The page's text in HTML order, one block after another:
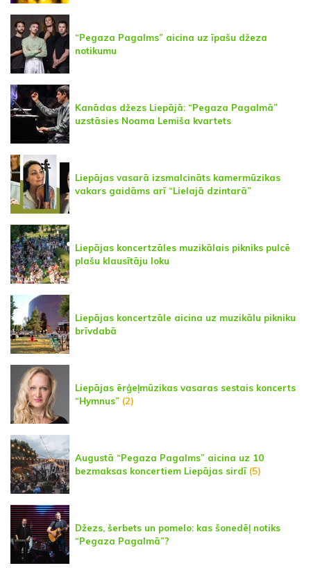
“Pegaza Pagalms” aicina uz īpašu džeza
notikumu
Kanādas džezs Liepājā: “Pegaza Pagalmā”
uzstāsies Noama Lemiša kvartets
Liepājas vasarā izsmalcināts kamermūzikas
vakars gaidāms arī “Lielajā dzintarā”
Liepājas koncertzāles muzikālais pikniks pulcē
plašu klausītāju loku
Liepājas koncertzāle aicina uz muzikālu pikniku
brīvdabā
Liepājas ērģeļmūzikas vasaras sestais koncerts
“Hymnus” (2)
Augustā “Pegaza Pagalms” aicina uz 10
bezmaksas koncertiem Liepājas sirdī (5)
Džezs, šerbets un pomelo: kas šonedēļ notiks
“Pegaza Pagalmā”?